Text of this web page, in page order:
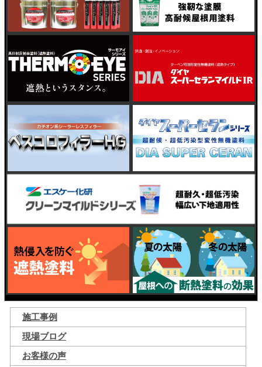
施工事例
現場ブログ
お客様の声